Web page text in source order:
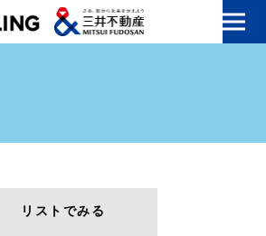
リストでみる